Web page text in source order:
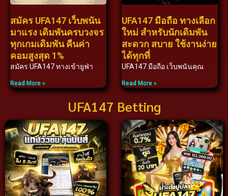
สมัคร UFA147 เว็บพนัน
มาแรง เดิมพันครบวงจร
ทุกเกมเดิมพัน คืนค่า
คอมสูงสุด 1%
สมัคร UFA147 ทางเข้ายูฟ่า
Read More »
UFA147 มือถือ ทางเลือก
ใหม่ สำหรับนักเดิมพัน
สะดวก สบาย ใช้งานง่าย
ได้ทุกที่
UFA147 มือถือ เว็บพนันคุณ
Read More »
UFA147 Betting